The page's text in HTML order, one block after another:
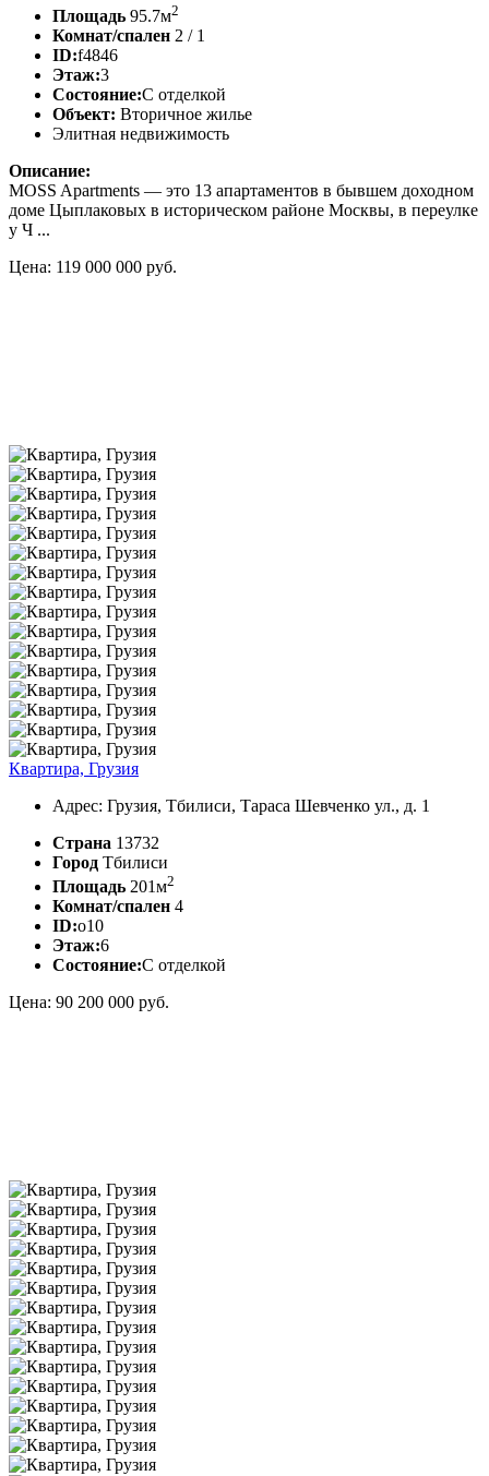
Площадь 95.7м2
Комнат/спален 2 / 1
ID:f4846
Этаж:3
Состояние:С отделкой
Объект: Вторичное жилье
Элитная недвижимость
Описание:
MOSS Apartments — это 13 апартаментов в бывшем доходном
доме Цыплаковых в историческом районе Москвы, в переулке
у Ч ...
Цена: 119 000 000 руб.
Квартира, Грузия
Адрес: Грузия, Тбилиси, Тараса Шевченко ул., д. 1
Страна 13732
Город Тбилиси
Площадь 201м2
Комнат/спален 4
ID:o10
Этаж:6
Состояние:С отделкой
Цена: 90 200 000 руб.